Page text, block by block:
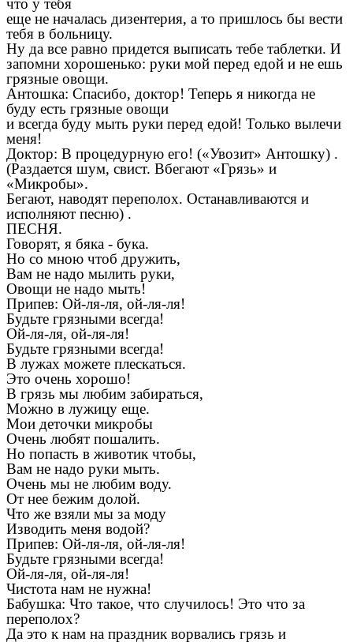
что у тебя
еще не началась дизентерия, а то пришлось бы вести
тебя в больницу.
Ну да все равно придется выписать тебе таблетки. И
запомни хорошенько: руки мой перед едой и не ешь
грязные овощи.
Антошка: Спасибо, доктор! Теперь я никогда не
буду есть грязные овощи
и всегда буду мыть руки перед едой! Только вылечи
меня!
Доктор: В процедурную его! («Увозит» Антошку) .
(Раздается шум, свист. Вбегают «Грязь» и
«Микробы».
Бегают, наводят переполох. Останавливаются и
исполняют песню) .
ПЕСНЯ.
Говорят, я бяка - бука.
Но со мною чтоб дружить,
Вам не надо мылить руки,
Овощи не надо мыть!
Припев: Ой-ля-ля, ой-ля-ля!
Будьте грязными всегда!
Ой-ля-ля, ой-ля-ля!
Будьте грязными всегда!
В лужах можете плескаться.
Это очень хорошо!
В грязь мы любим забираться,
Можно в лужицу еще.
Мои деточки микробы
Очень любят пошалить.
Но попасть в животик чтобы,
Вам не надо руки мыть.
Очень мы не любим воду.
От нее бежим долой.
Что же взяли мы за моду
Изводить меня водой?
Припев: Ой-ля-ля, ой-ля-ля!
Будьте грязными всегда!
Ой-ля-ля, ой-ля-ля!
Чистота нам не нужна!
Бабушка: Что такое, что случилось! Это что за
переполох?
Да это к нам на праздник ворвались грязь и